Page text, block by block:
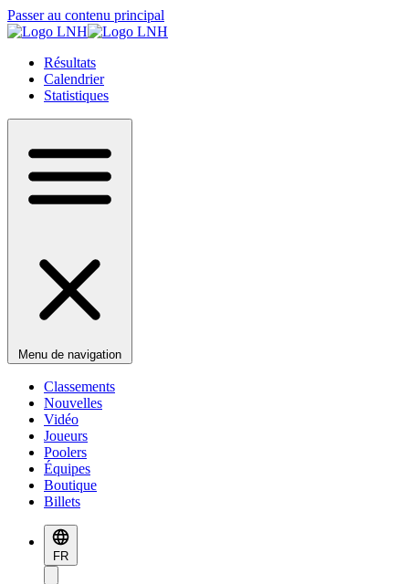
Passer au contenu principal
Résultats
Calendrier
Statistiques
Menu de navigation
Classements
Nouvelles
Vidéo
Joueurs
Poolers
Équipes
Boutique
Billets
FR